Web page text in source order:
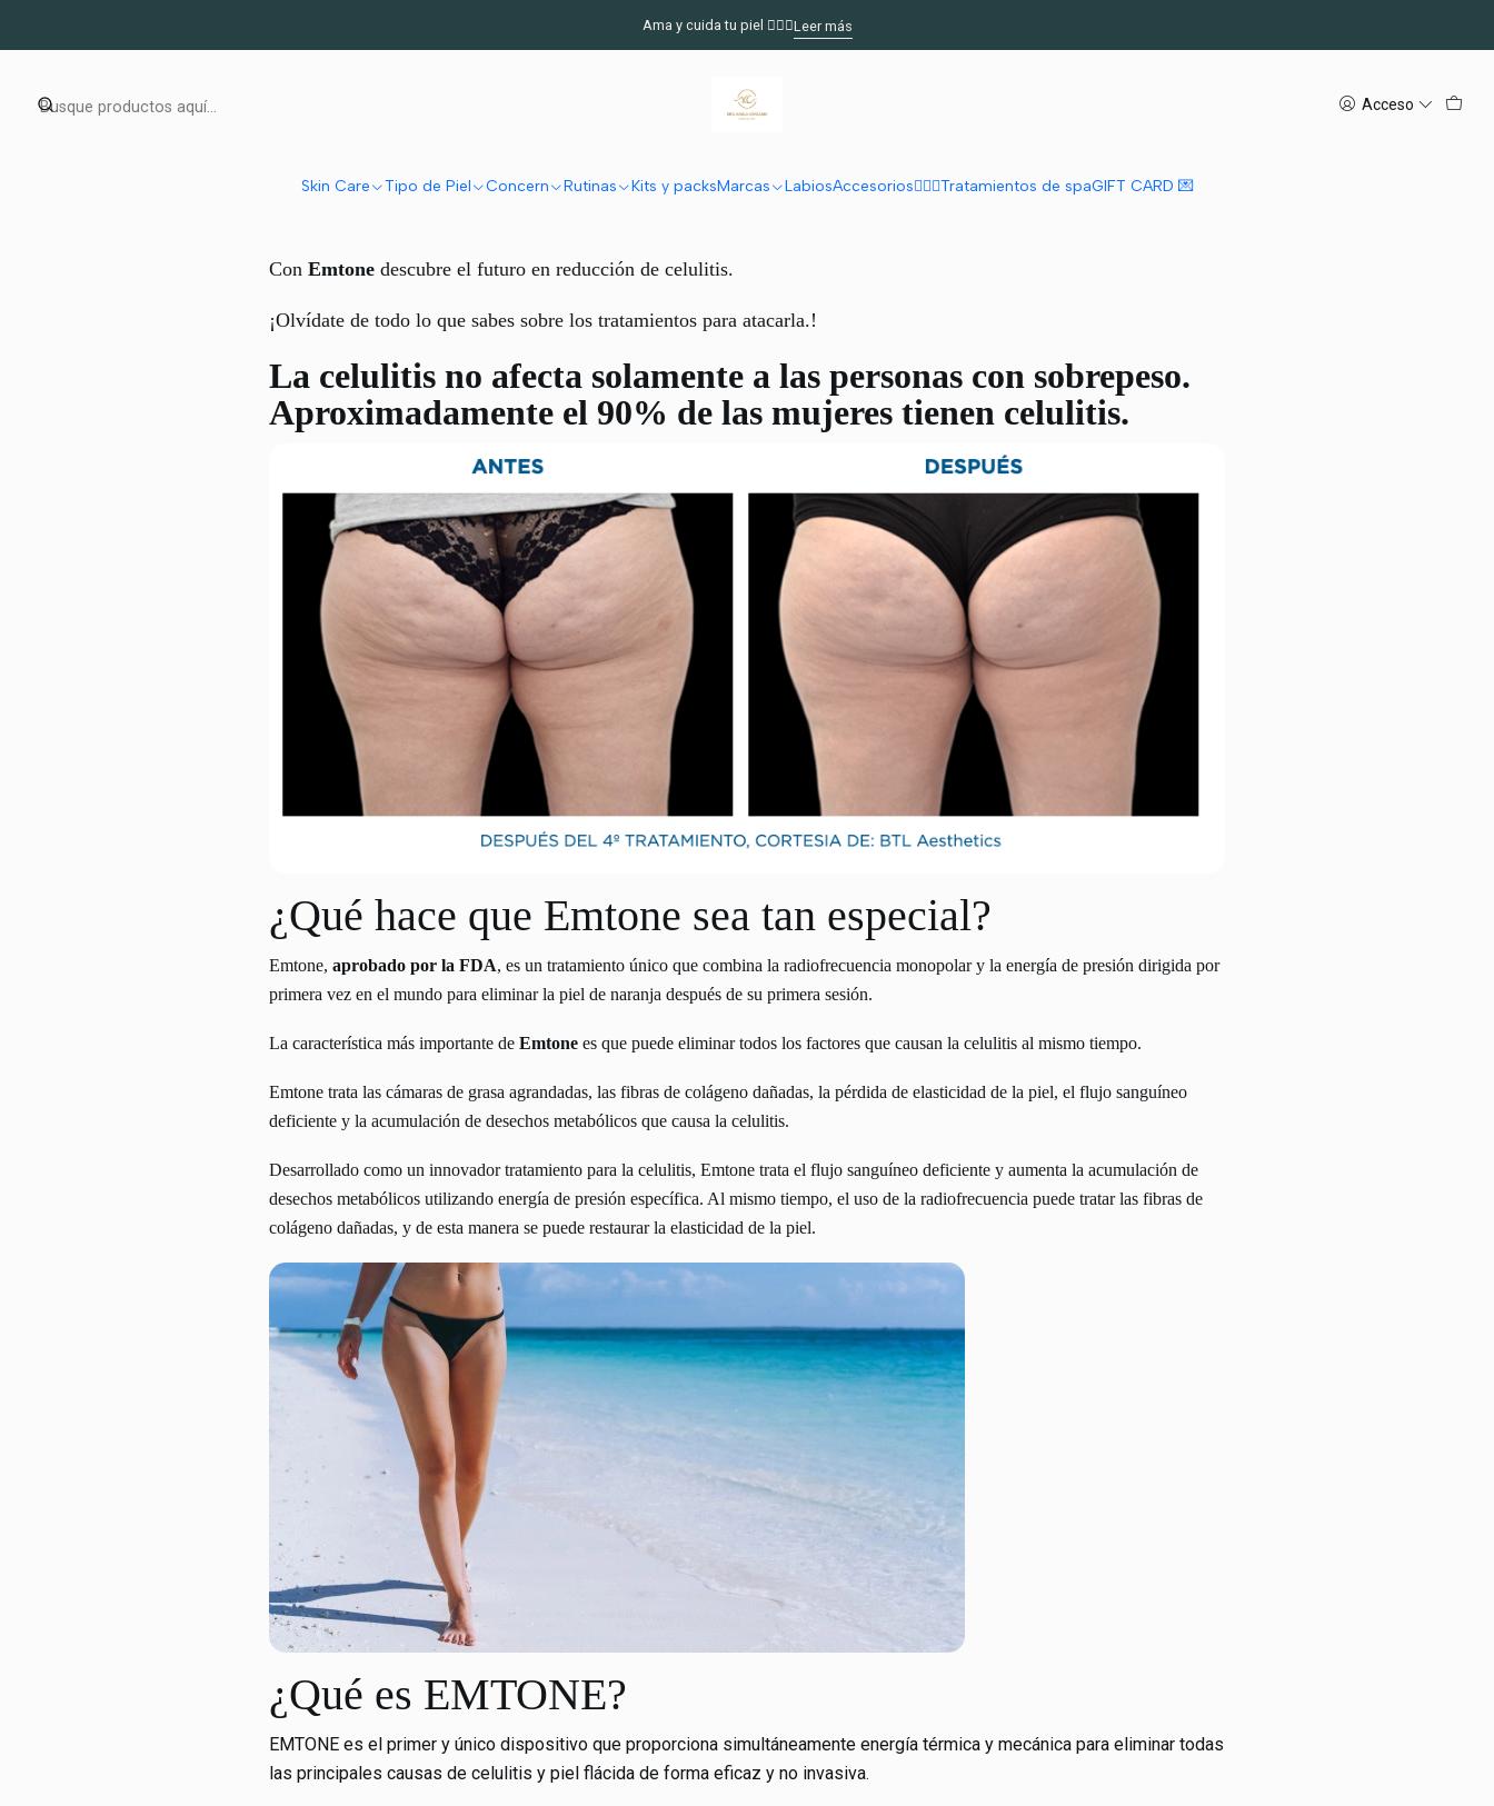
Acceso
Skin Care Tipo de Piel Concern Rutinas Kits y packsMarcas LabiosAccesorios🧖🏽‍♀️Tratamientos de spaGIFT CARD 💌
Ama y cuida tu piel 🧖🏻‍♀️Leer más
Al fin en Chile y en nuestra Región Emtone
PUBLICADO EL 10/8/2021
Al fin en Chile y en nuestra Región Emtone
Con Emtone descubre el futuro en reducción de celulitis.
¡Olvídate de todo lo que sabes sobre los tratamientos para atacarla.!
La celulitis no afecta solamente a las personas con sobrepeso.
Aproximadamente el 90% de las mujeres tienen celulitis.
¿Qué hace que Emtone sea tan especial?
Emtone, aprobado por la FDA, es un tratamiento único que combina la radiofrecuencia monopolar y la energía de presión dirigida por
primera vez en el mundo para eliminar la piel de naranja después de su primera sesión.
La característica más importante de Emtone es que puede eliminar todos los factores que causan la celulitis al mismo tiempo.
Emtone trata las cámaras de grasa agrandadas, las fibras de colágeno dañadas, la pérdida de elasticidad de la piel, el flujo sanguíneo
deficiente y la acumulación de desechos metabólicos que causa la celulitis.
Desarrollado como un innovador tratamiento para la celulitis, Emtone trata el flujo sanguíneo deficiente y aumenta la acumulación de
desechos metabólicos utilizando energía de presión específica. Al mismo tiempo, el uso de la radiofrecuencia puede tratar las fibras de
colágeno dañadas, y de esta manera se puede restaurar la elasticidad de la piel.
¿Qué es EMTONE?
EMTONE es el primer y único dispositivo que proporciona simultáneamente energía térmica y mecánica para eliminar todas
las principales causas de celulitis y piel flácida de forma eficaz y no invasiva.